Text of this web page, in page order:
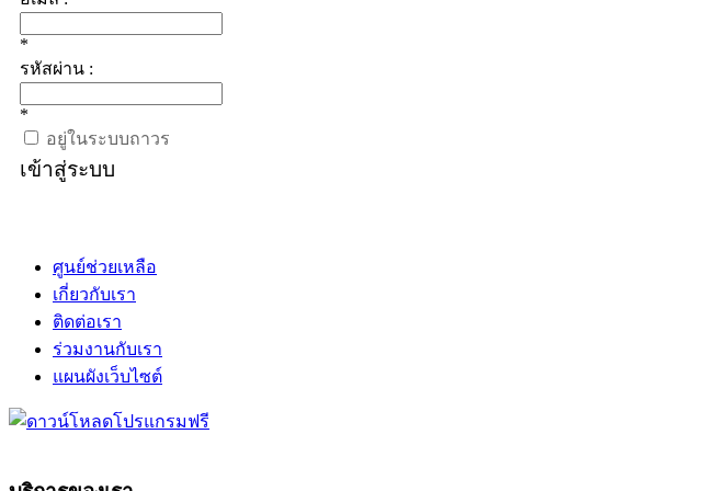
*
รหัสผ่าน :
*
อยู่ในระบบถาวร
เข้าสู่ระบบ
ศูนย์ช่วยเหลือ
เกี่ยวกับเรา
ติดต่อเรา
ร่วมงานกับเรา
แผนผังเว็บไซต์